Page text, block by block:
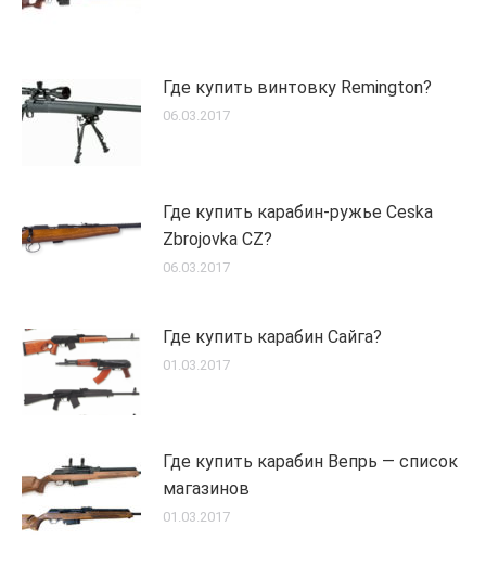
Где купить винтовку Remington?
06.03.2017
Где купить карабин-ружье Ceska
Zbrojovka CZ?
06.03.2017
Где купить карабин Сайга?
01.03.2017
Где купить карабин Вепрь — список
магазинов
01.03.2017